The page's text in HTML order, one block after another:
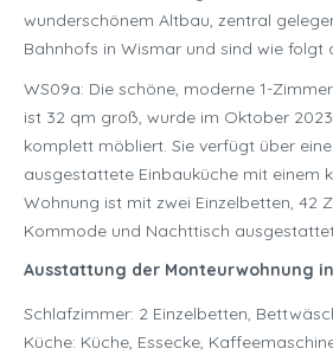
wunderschönem Altbau, zentral
Bahnhofs in Wismar und sind wie folgt
WS09a: Die schöne, moderne 1-
ist 32 qm groß, wurde im Oktober
komplett möbliert. Sie verfügt über
ausgestattete Einbauküche mit einem
Wohnung ist mit zwei Einzelbetten, 42
Kommode und Nachttisch
Ausstattung der Monteurwohnung
Schlafzimmer: 2 Einzelbetten,
Küche: Küche, Essecke,